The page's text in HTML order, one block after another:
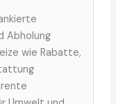
Abholung
wie Rabatte,